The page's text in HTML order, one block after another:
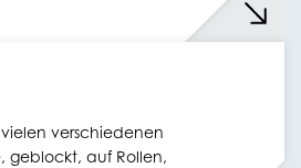
verschiedenen
geblockt, auf Rollen,